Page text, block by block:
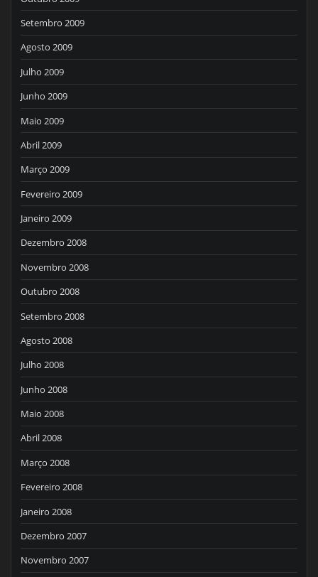
Setembro 2009
Agosto 2009
Julho 2009
Junho 2009
Maio 2009
Abril 2009
Março 2009
Fevereiro 2009
Janeiro 2009
Dezembro 2008
Novembro 2008
Outubro 2008
Setembro 2008
Agosto 2008
Julho 2008
Junho 2008
Maio 2008
Abril 2008
Março 2008
Fevereiro 2008
Janeiro 2008
Dezembro 2007
Novembro 2007